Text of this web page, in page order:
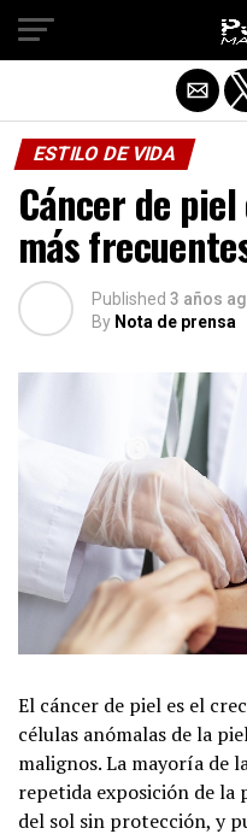
ESTILO DE VIDA
Cáncer de
más
Published 3 años
By Nota de prensa
El cáncer de piel es el
células anómalas de la
malignos. La mayoría de
repetida exposición de la
del sol sin protección, y
Salir de